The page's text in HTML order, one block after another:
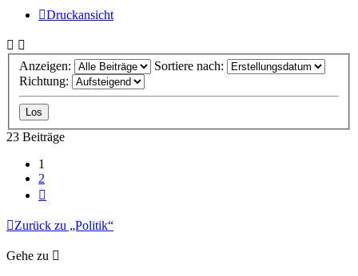
Druckansicht
Anzeigen:
Sortiere nach:
Richtung:
23 Beiträge
1
2
Zurück zu „Politik“
Gehe zu